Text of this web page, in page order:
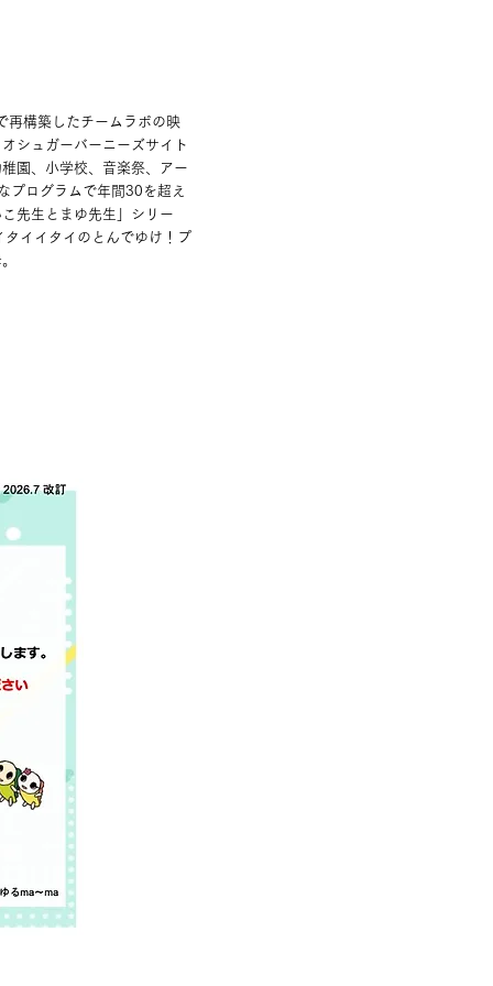
再構築したチームラボの映
シュガーバーニーズサイト
園、小学校、音楽祭、アー
プログラムで年間30を超え
先生とまゆ先生」シリー
イイタイのとんでゆけ！プ